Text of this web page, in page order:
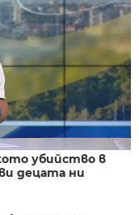
убийство в
децата ни